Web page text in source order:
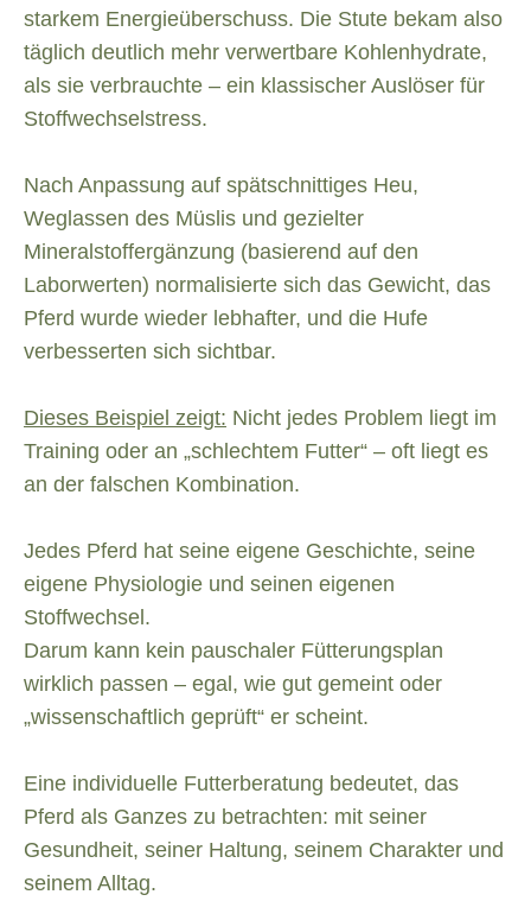
starkem Energieüberschuss. Die Stute bekam also
täglich deutlich mehr verwertbare Kohlenhydrate,
als sie verbrauchte – ein klassischer Auslöser für
Stoffwechselstress.
Nach Anpassung auf spätschnittiges Heu,
Weglassen des Müslis und gezielter
Mineralstoffergänzung (basierend auf den
Laborwerten) normalisierte sich das Gewicht, das
Pferd wurde wieder lebhafter, und die Hufe
verbesserten sich sichtbar.
Dieses Beispiel zeigt: Nicht jedes Problem liegt im
Training oder an „schlechtem Futter“ – oft liegt es
an der falschen Kombination.
Jedes Pferd hat seine eigene Geschichte, seine
eigene Physiologie und seinen eigenen
Stoffwechsel.
Darum kann kein pauschaler Fütterungsplan
wirklich passen – egal, wie gut gemeint oder
„wissenschaftlich geprüft“ er scheint.
Eine individuelle Futterberatung bedeutet, das
Pferd als Ganzes zu betrachten: mit seiner
Gesundheit, seiner Haltung, seinem Charakter und
seinem Alltag.